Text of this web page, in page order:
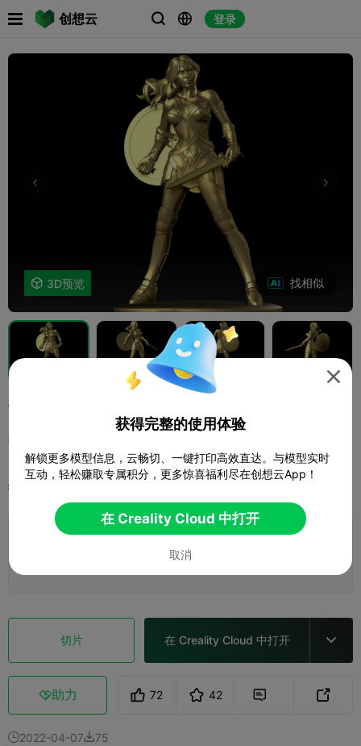
创想云   登录
 
 3D预览 找相似
神奇女侠
打印配置
切片 在 Creality Cloud 中打开 
助力 72 42  
2022-04-0775

获得完整的使用体验
解锁更多模型信息，云畅切、一键打印高效直达。与模型实时
互动，轻松赚取专属积分，更多惊喜福利尽在创想云App！
在 Creality Cloud 中打开
取消